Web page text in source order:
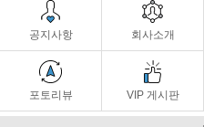
공지사항 회사소개
포토리뷰 VIP 게시판